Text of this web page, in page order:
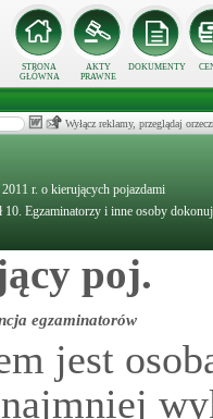
STRONA
GŁÓWNA
AKTY
PRAWNE
DOKUMENTY
Wyłącz reklamy, przeglądaj
r. o kierujących pojazdami
10. Egzaminatorzy i inne osoby
poj.
egzaminatorów
jest